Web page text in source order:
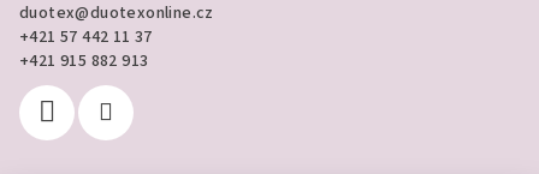
duotex@duotexonline.cz
+421 57 442 11 37
+421 915 882 913